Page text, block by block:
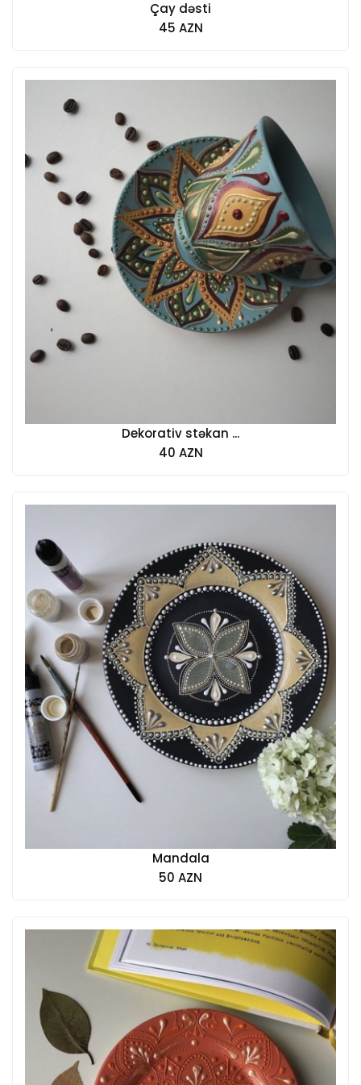
Çay dəsti
45 AZN
Dekorativ stəkan ...
40 AZN
Mandala
50 AZN